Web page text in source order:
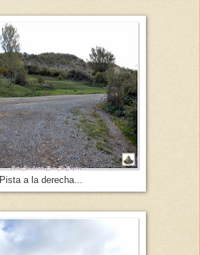
Pista a la derecha...